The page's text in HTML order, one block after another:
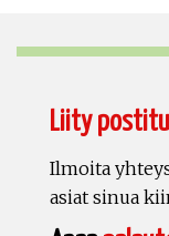
Liity
Ilmoita
asiat sinua